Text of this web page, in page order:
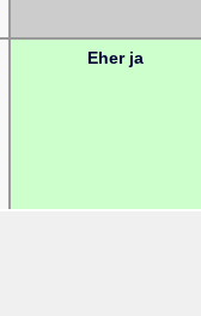
Eher ja